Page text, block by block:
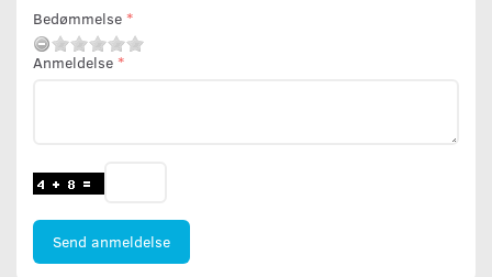
Bedømmelse
Anmeldelse
Send anmeldelse